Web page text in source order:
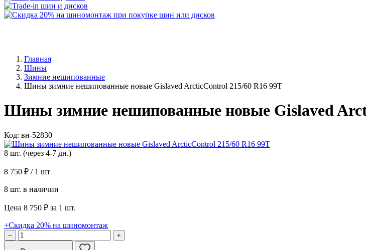
Главная
Шины
Зимние нешипованные
Шины зимние нешипованные новые Gislaved ArcticControl 215/60 R16 99T
Шины зимние нешипованные новые Gislaved
Код: вн-52830
8 шт. (через 4-7 дн.)
8 750 ₽ / 1 шт
8 шт. в наличии
Цена 8 750 ₽ за 1 шт.
+Скидка 20% на шиномонтаж
− +